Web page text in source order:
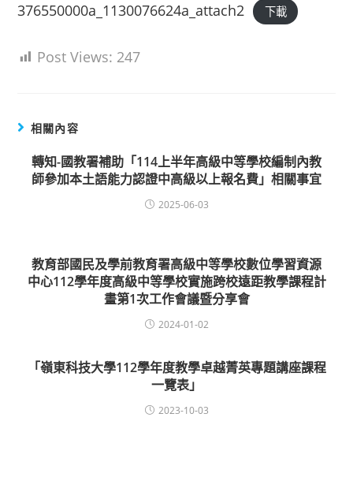
376550000a_1130076624a_attach2 下載
Post Views: 247
相關內容
轉知-國教署補助「114上半年高級中等學校編制內教
師參加本土語能力認證中高級以上報名費」相關事宜
2025-06-03
教育部國民及學前教育署高級中等學校數位學習資源
中心112學年度高級中等學校實施跨校遠距教學課程計
畫第1次工作會議暨分享會
2024-01-02
「嶺東科技大學112學年度教學卓越菁英專題講座課程
一覽表」
2023-10-03